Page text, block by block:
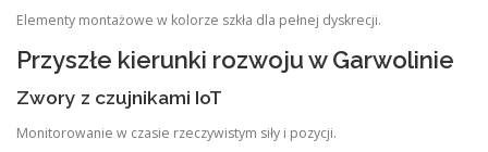
Elementy montażowe w kolorze szkła dla pełnej dyskrecji.
Przyszłe kierunki rozwoju w Garwolinie
Zwory z czujnikami IoT
Monitorowanie w czasie rzeczywistym siły i pozycji.